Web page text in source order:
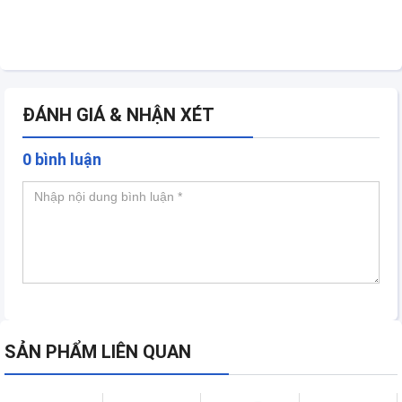
ĐÁNH GIÁ & NHẬN XÉT
0 bình luận
SẢN PHẨM LIÊN QUAN